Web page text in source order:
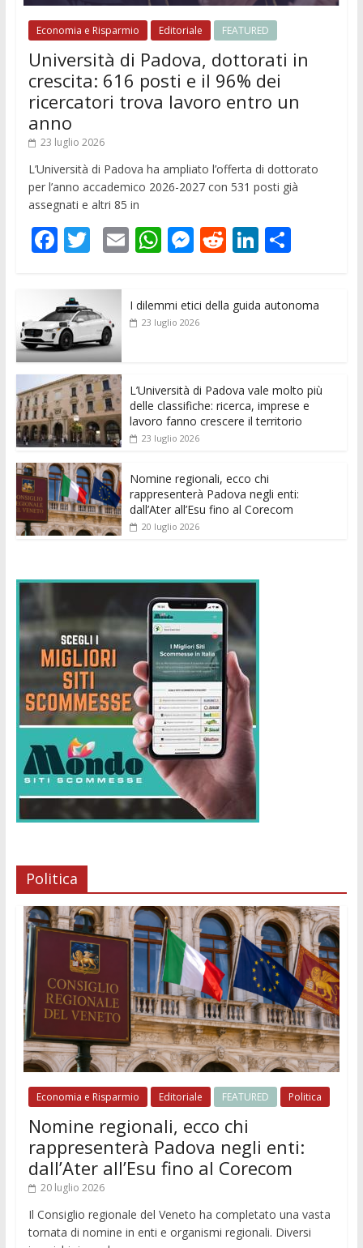
Economia e Risparmio Editoriale FEATURED
Università di Padova, dottorati in
crescita: 616 posti e il 96% dei
ricercatori trova lavoro entro un
anno
23 luglio 2026
L’Università di Padova ha ampliato l’offerta di dottorato
per l’anno accademico 2026-2027 con 531 posti già
assegnati e altri 85 in
F
e
b
o
o
k
T
itt
er
E
ai
l
W
s
p
M
ss
e
er
R
di
Li
e
C
di
I dilemmi etici della guida autonoma
23 luglio 2026
L’Università di Padova vale molto più
delle classifiche: ricerca, imprese e
lavoro fanno crescere il territorio
23 luglio 2026
Nomine regionali, ecco chi
rappresenterà Padova negli enti:
dall’Ater all’Esu fino al Corecom
20 luglio 2026
Politica
Economia e Risparmio Editoriale FEATURED Politica
Nomine regionali, ecco chi
rappresenterà Padova negli enti:
dall’Ater all’Esu fino al Corecom
20 luglio 2026
Il Consiglio regionale del Veneto ha completato una vasta
tornata di nomine in enti e organismi regionali. Diversi